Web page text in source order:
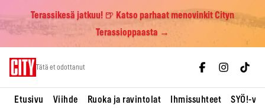
Terassikesä jatkuu! 🍺 Katso parhaat menovinkit Cityn
Terassioppaasta →
Tätä et odottanut
Etusivu Viihde Ruoka ja ravintolat Ihmissuhteet SYÖ!-